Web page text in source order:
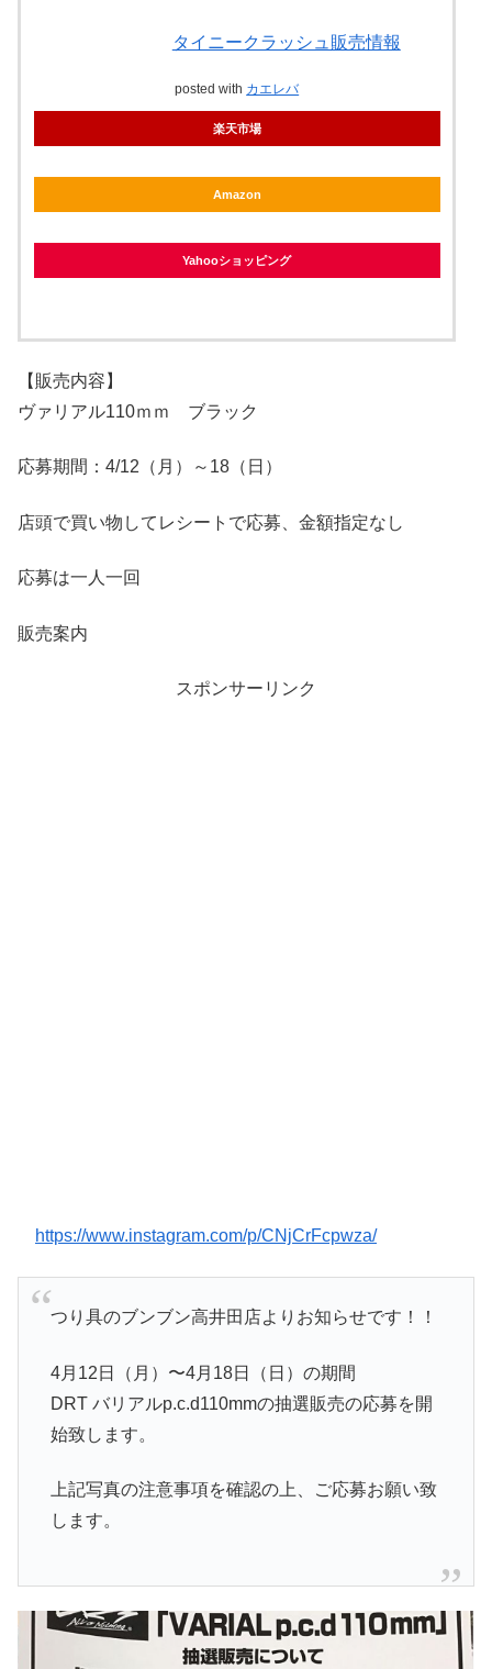
タイニークラッシュ販売情報
posted with カエレバ
楽天市場
Amazon
Yahooショッピング
【販売内容】
ヴァリアル110ｍｍ ブラック
応募期間：4/12（月）～18（日）
店頭で買い物してレシートで応募、金額指定なし
応募は一人一回
販売案内
スポンサーリンク
https://www.instagram.com/p/CNjCrFcpwza/
つり具のブンブン高井田店よりお知らせです！！
4月12日（月）〜4月18日（日）の期間
DRT バリアルp.c.d110mmの抽選販売の応募を開
始致します。
上記写真の注意事項を確認の上、ご応募お願い致
します。